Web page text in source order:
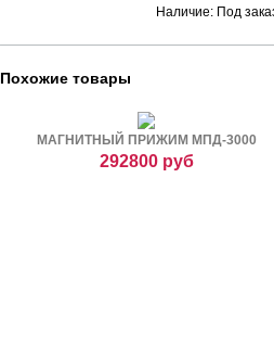
Наличие: Под
Похожие товары
МАГНИТНЫЙ ПРИЖИМ МПД-3000
292800 руб